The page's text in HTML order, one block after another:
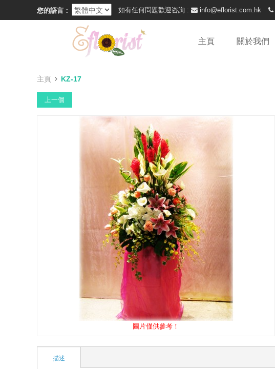
您的語言： 如有任何問題歡迎咨詢 : info@eflorist.com.hk
主頁 關於我們
主頁 KZ-17
上一個
圖片僅供參考！
描述